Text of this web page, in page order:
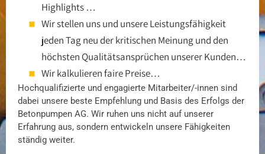
Highlights …
Wir stellen uns und unsere Leistungsfähigkeit
jeden Tag neu der kritischen Meinung und den
höchsten Qualitätsansprüchen unserer Kunden…
Wir kalkulieren faire Preise…
Hochqualifizierte und engagierte Mitarbeiter/-innen sind
dabei unsere beste Empfehlung und Basis des Erfolgs der
Betonpumpen AG. Wir ruhen uns nicht auf unserer
Erfahrung aus, sondern entwickeln unsere Fähigkeiten
ständig weiter.